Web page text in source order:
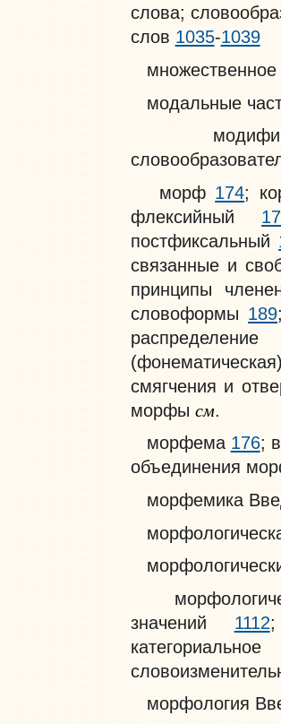
слова;
слов 1035-1039
модальные
морф 174;
флексийный
постфиксальный
связанные и
принципы
словоформы 189
смягчения и
морфы см.
морфема 176;
объединения
морфемика
значений 1112
морфология